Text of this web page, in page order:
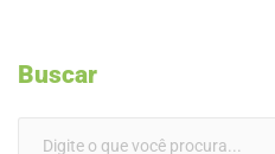
Buscar